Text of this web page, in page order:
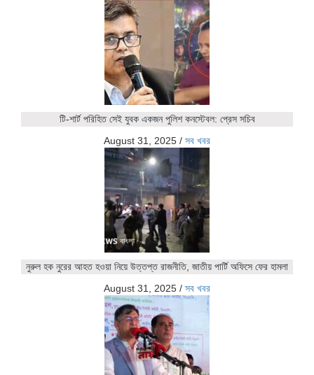
টি-শার্ট পরিহিত সেই যুবক একজন পুলিশ কনস্টেবল: প্রেস সচিব
August 31, 2025 / সব খবর
নুরুল হক নুরের আহত হওয়া নিয়ে উত্তপ্ত রাজনীতি, জাতীয় পার্টি অফিসে ফের হামলা
August 31, 2025 / সব খবর